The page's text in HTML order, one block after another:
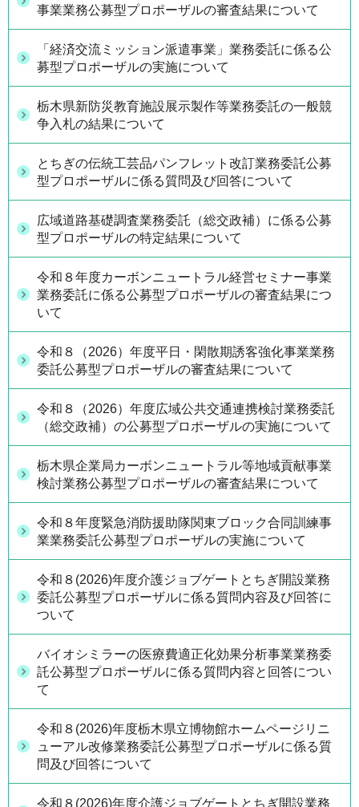
事業業務公募型プロポーザルの審査結果について
「経済交流ミッション派遣事業」業務委託に係る公
募型プロポーザルの実施について
栃木県新防災教育施設展示製作等業務委託の一般競
争入札の結果について
とちぎの伝統工芸品パンフレット改訂業務委託公募
型プロポーザルに係る質問及び回答について
広域道路基礎調査業務委託（総交政補）に係る公募
型プロポーザルの特定結果について
令和８年度カーボンニュートラル経営セミナー事業
業務委託に係る公募型プロポーザルの審査結果につ
いて
令和８（2026）年度平日・閑散期誘客強化事業業務
委託公募型プロポーザルの審査結果について
令和８（2026）年度広域公共交通連携検討業務委託
（総交政補）の公募型プロポーザルの実施について
栃木県企業局カーボンニュートラル等地域貢献事業
検討業務公募型プロポーザルの審査結果について
令和８年度緊急消防援助隊関東ブロック合同訓練事
業業務委託公募型プロポーザルの実施について
令和８(2026)年度介護ジョブゲートとちぎ開設業務
委託公募型プロポーザルに係る質問内容及び回答に
ついて
バイオシミラーの医療費適正化効果分析事業業務委
託公募型プロポーザルに係る質問内容と回答につい
て
令和８(2026)年度栃木県立博物館ホームページリニ
ューアル改修業務委託公募型プロポーザルに係る質
問及び回答について
令和８(2026)年度介護ジョブゲートとちぎ開設業務